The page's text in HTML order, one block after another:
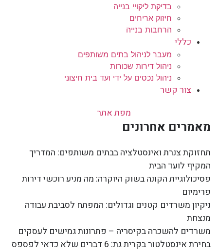
בדיקת ליקויי בנייה
חיזוק אריחים
הרחבות בנייה
כללי
מעבר לניהול בתים משותפים
ניהול דירות שכורות
ניהול נכסים על ידי ועד בית חיצוני
צור קשר
מפת אתר
מאמרים אחרונים
תחזוקת צנרת ואינסטלציה בבתים משותפים: המדריך
המקיף לועד הבית
פסיכולוגיית הקונה בשוק היוקרה: מה מניע רוכשי דירות
פרימיום
ניקיון משרדים קטנים וגדולים: המפתח לסביבת עבודה
מנצחת
משרדים להשכרה בקיסריה – פתרונות גמישים לעסקים
בחירת אינסטלטור בקרית גת: 6 דברים שלא כדאי לפספס